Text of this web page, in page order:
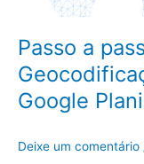
Passo a
Google
Deixe um comentário
Planilhas